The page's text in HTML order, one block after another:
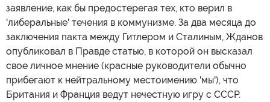
заявление, как бы предостерегая тех, кто верил в
'либеральные' течения в коммунизме. За два месяца до
заключения пакта между Гитлером и Сталиным, Жданов
опубликовал в Правде статью, в которой он высказал
свое личное мнение (красные руководители обычно
прибегают к нейтральному местоимению 'мы'), что
Британия и Франция ведут нечестную игру с СССР.